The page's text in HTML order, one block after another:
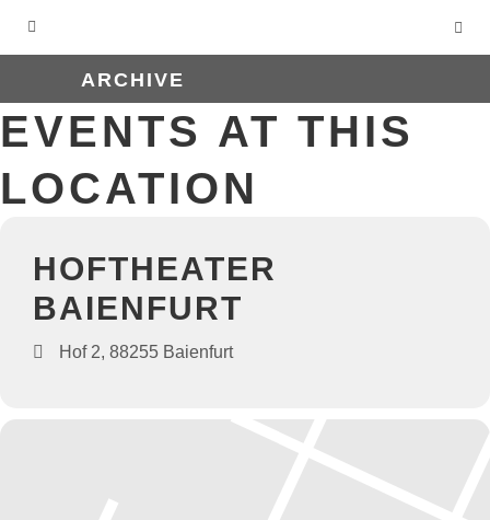
ARCHIVE
EVENTS AT THIS
LOCATION
HOFTHEATER
BAIENFURT
Hof 2, 88255 Baienfurt